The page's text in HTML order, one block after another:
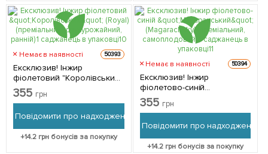
Немає в наявності 50393
Ексклюзив! Інжир
фіолетовий "Королівський"
(Royal) (преміальний,
двухурожайний, ранній) 1
саджанець в упаковці
355 грн
Повідомити про надходження
+14.2 грн бонусів за покупку
Немає в наявності 50394
Ексклюзив! Інжир
фіолетово-синій
"Магарачський"
(Magarachsky)
самоплодовий) 1
саджанець в упаковці 1
саджанець в упаковці
355 грн
Повідомити про надходження
+14.2грн бонусів за покупку